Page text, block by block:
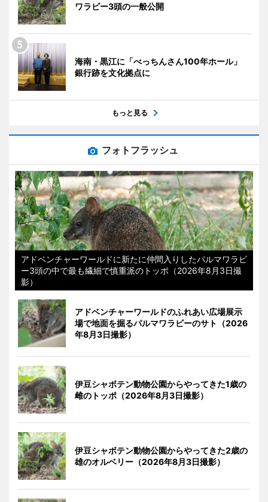
ワラビー3頭の一般公開
海南・黒江に「べっちんさん100年ホール」
銀行跡を文化拠点に
もっと見る
フォトフラッシュ
アドベンチャーワールドに新たに仲間入りしたパルマワラビ
ー3頭の中で最も繊細で慎重派のトッポ（2026年8月3日撮
影）
アドベンチャーワールドのふれあい広場展示
場で地面を掘るパルマワラビーのサト（2026
年8月3日撮影）
伊豆シャボテン動物公園からやってきた1歳の
雌のトッポ（2026年8月3日撮影）
伊豆シャボテン動物公園からやってきた2歳の
雄のオルベリー（2026年8月3日撮影）